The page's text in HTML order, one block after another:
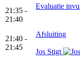
21:35 -
21:40
Evaluatie
21:40 -
21:45
Afsluiting
Jos Stigt